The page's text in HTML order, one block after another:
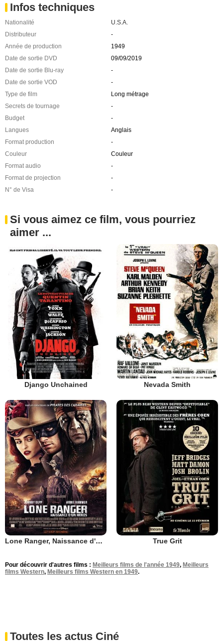
Infos techniques
Nationalité
U.S.A.
Distributeur
-
Année de production
1949
Date de sortie DVD
09/09/2019
Date de sortie Blu-ray
-
Date de sortie VOD
-
Type de film
Long métrage
Secrets de tournage
-
Budget
-
Langues
Anglais
Format production
-
Couleur
Couleur
Format audio
-
Format de projection
-
N° de Visa
-
Si vous aimez ce film, vous pourriez
aimer ...
Django Unchained Nevada Smith
Lone Ranger, Naissance d'un héros True Grit
Pour découvrir d'autres films : Meilleurs films de l'année 1949, Meilleurs
films Western, Meilleurs films Western en 1949.
Toutes les actus Ciné